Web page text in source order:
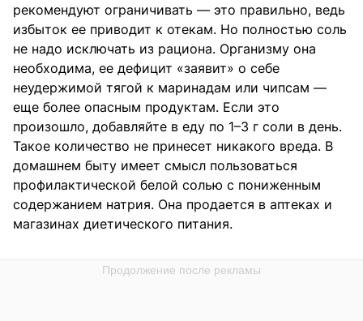
рекомендуют ограничивать — это правильно, ведь
избыток ее приводит к отекам. Но полностью соль
не надо исключать из рациона. Организму она
необходима, ее дефицит «заявит» о себе
неудержимой тягой к маринадам или чипсам —
еще более опасным продуктам. Если это
произошло, добавляйте в еду по 1–3 г соли в день.
Такое количество не принесет никакого вреда. В
домашнем быту имеет смысл пользоваться
профилактической белой солью с пониженным
содержанием натрия. Она продается в аптеках и
магазинах диетического питания.